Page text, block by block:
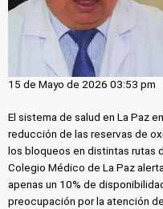
15 de Mayo de 2026 03:53 pm
El sistema de salud en La Paz
reducción de las reservas de
los bloqueos en distintas rutas
Colegio Médico de La Paz
apenas un 10% de
preocupación por la atención